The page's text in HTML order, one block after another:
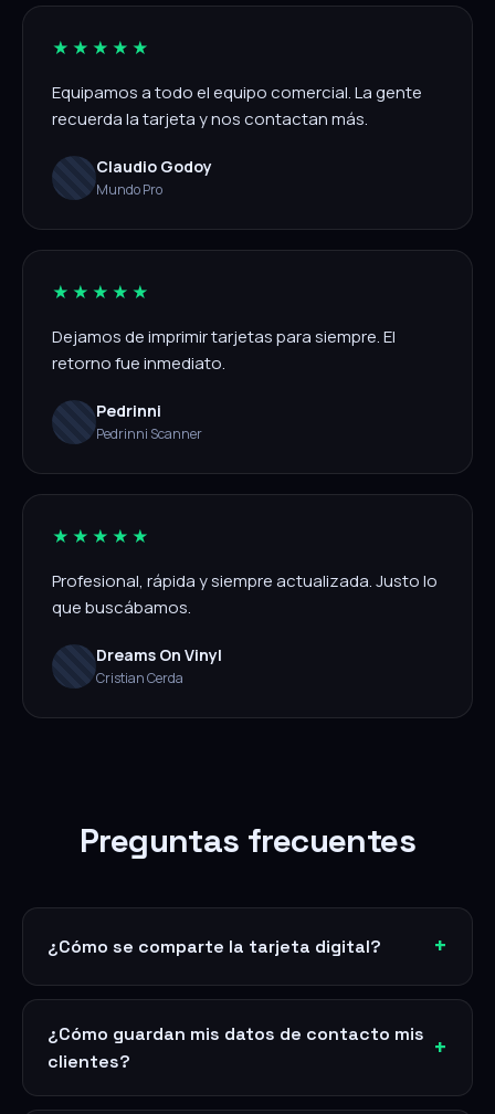
★★★★★
Equipamos a todo el equipo comercial. La gente
recuerda la tarjeta y nos contactan más.
Claudio Godoy
Mundo Pro
★★★★★
Dejamos de imprimir tarjetas para siempre. El
retorno fue inmediato.
Pedrinni
Pedrinni Scanner
★★★★★
Profesional, rápida y siempre actualizada. Justo lo
que buscábamos.
Dreams On Vinyl
Cristian Cerda
Preguntas frecuentes
¿Cómo se comparte la tarjeta digital?
¿Cómo guardan mis datos de contacto mis
clientes?